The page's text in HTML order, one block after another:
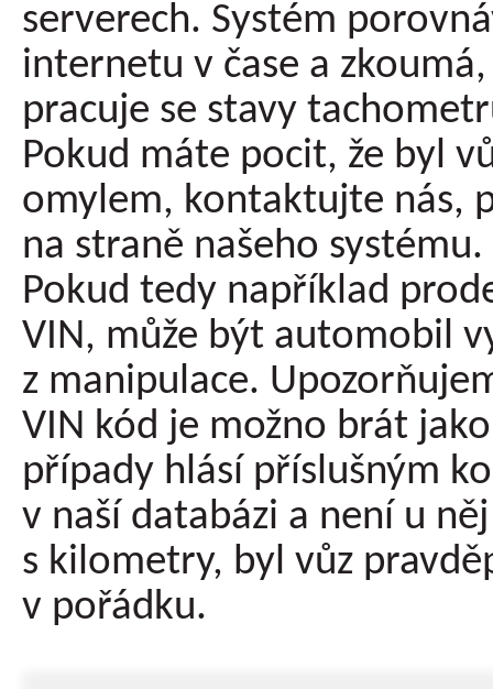
serverech. Systém
internetu v čase a
pracuje se stavy
Pokud máte pocit, že byl
omylem, kontaktujte nás,
na straně našeho
Pokud tedy například
VIN, může být automobil
z manipulace.
VIN kód je možno brát
případy hlásí příslušným
v naší databázi a není u
s kilometry, byl vůz
v pořádku.